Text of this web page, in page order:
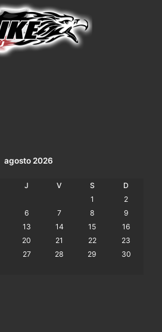
agosto 2026
J V S
D
1
2
6 7 8
9
13 14 15
16
20 21 22
23
27 28 29
30